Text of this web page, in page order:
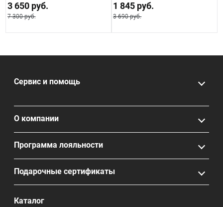
3 650 руб.
7 300 руб.
1 845 руб.
3 690 руб.
Сервис и помощь
О компании
Программа лояльности
Подарочные сертификаты
Каталог